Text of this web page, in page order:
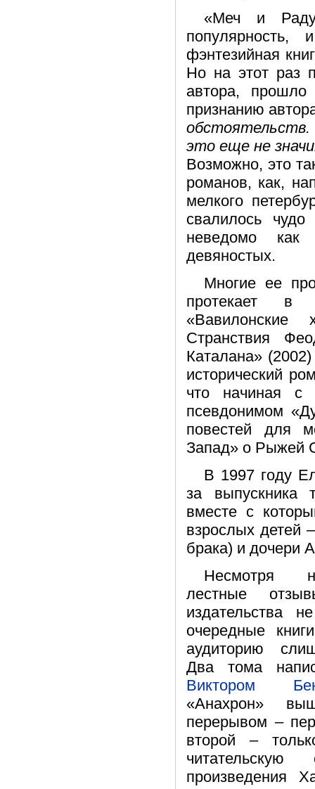
«Меч и
фэнтезийная
Но на этот раз
автора,
признанию
это еще не
Возможно, это
романов, как,
мелкого
свалилось
неведомо как
девяностых.
Многие ее
протекает в
Странствия
Каталана»
исторический
что начиная с
псевдонимом
повестей для
Запад» о Рыжей
В 1997 году
за выпускника
вместе с
взрослых детей
брака) и дочери
Несмотря
лестные
издательства
очередные
аудиторию
Два тома
Виктором
«Анахрон»
перерывом –
второй –
произведения